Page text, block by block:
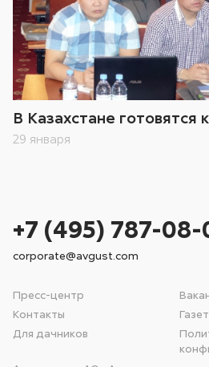
В Казахстане готовятся
29 января
Пресс-центр
Контакты
Для дачников
+7 (495) 787-
corporate@avgust.com